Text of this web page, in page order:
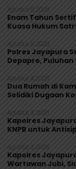
Agustus 8, 2026
Enam Tahun
Kuasa Hukum
Agustus 5, 2026
Polres Jayapura
Depapre, Puluhan
Agustus 4, 2026
Dua Rumah di
Selidiki Dugaan
Agustus 3, 2026
Kapolres
KNPB untuk
Agustus 3, 2026
Kapolres
Wartawan Jubi,